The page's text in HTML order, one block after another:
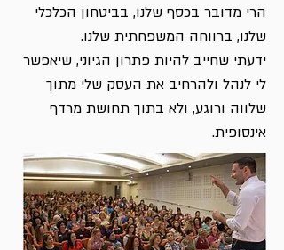
הרי מדובר בכסף שלנו, בביטחון הכלכלי
שלנו, ברווחה המשפחתית שלנו.
ידעתי שחייב להיות פתרון הגיוני, שיאפשר
לי לנהל ולהרחיב את העסק שלי מתוך
שלווה ורוגע, ולא בתוך תחושת מרדף
אינסופית.